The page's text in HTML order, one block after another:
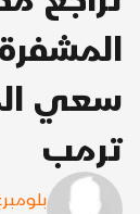
سعي
ترمب